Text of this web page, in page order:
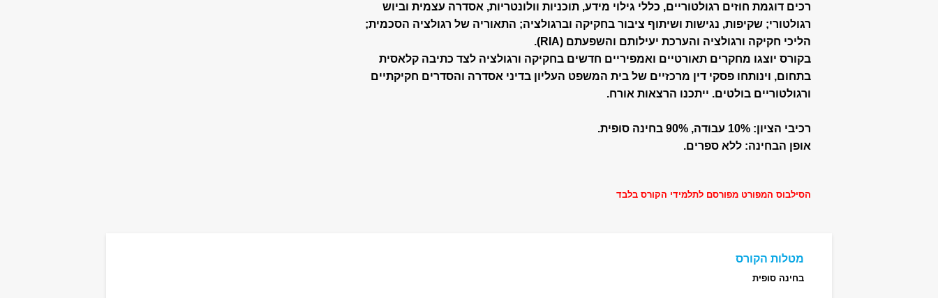
רכים דוגמת חוזים רגולטוריים, כללי ‏גילוי מידע, תוכניות וולונטריות, אסדרה עצמית וביוש
רגולטורי; שקיפות, נגישות ושיתוף ציבור ‏בחקיקה וברגולציה; התאוריה של רגולציה הסכמית;
הליכי חקיקה ורגולציה והערכת יעילותם ‏והשפעתם (‏RIA‏). ‏
בקורס יוצגו מחקרים תאורטיים ואמפיריים חדשים בחקיקה ורגולציה לצד כתיבה קלאסית
בתחום, ‏וינותחו פסקי דין מרכזיים של בית המשפט העליון בדיני אסדרה והסדרים חקיקתיים
ורגולטוריים ‏בולטים. ייתכנו הרצאות אורח. ‏
רכיבי הציון: 10% עבודה, 90% בחינה סופית.
אופן הבחינה: ללא ספרים.
הסילבוס המפורט מפורסם לתלמידי הקורס בלבד
מטלות הקורס
בחינה סופית